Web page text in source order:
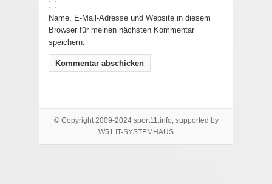
Name, E-Mail-Adresse und Website in diesem
Browser für meinen nächsten Kommentar
speichern.
© Copyright 2009-2024 sport11.info, supported by
W51 IT-SYSTEMHAUS